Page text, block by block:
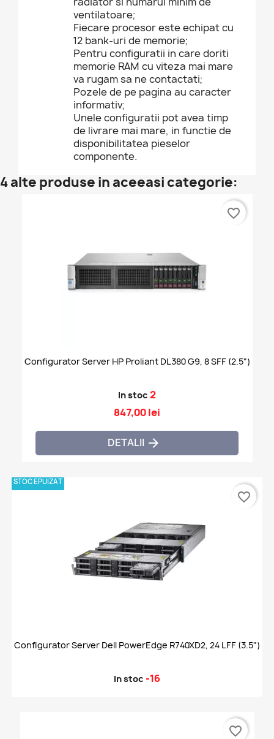
ventilatoare;
Fiecare procesor este echipat cu
12 bank-uri de memorie;
Pentru configuratii in care doriti
memorie RAM cu viteza mai mare
va rugam sa ne contactati;
Pozele de pe pagina au caracter
informativ;
Unele configuratii pot avea timp
de livrare mai mare, in functie de
disponibilitatea pieselor
componente.
4 alte produse in aceeasi categorie:
Configurator Server HP Proliant DL380 G9, 8 SFF (2.5")
In stoc 2
847,00 lei
DETALII 
favorite_border
Configurator Server Dell PowerEdge R740XD2, 24 LFF (3.5")
In stoc -16
STOC EPUIZAT
favorite_border
favorite_border